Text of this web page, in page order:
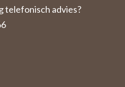
telefonisch advies?